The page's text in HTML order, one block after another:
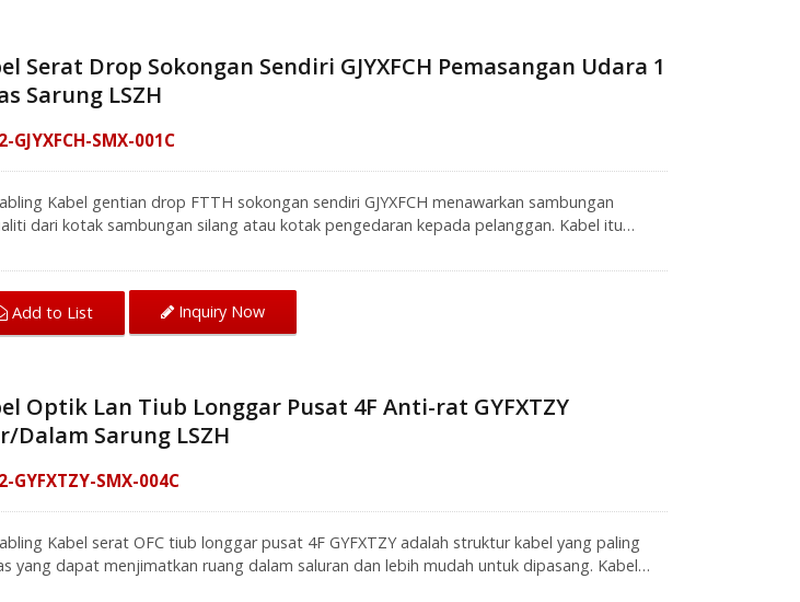
Serat Drop Sokongan Sendiri GJYXFCH Pemasangan Udara 1
Sarung LSZH
GJYXFCH-SMX-001C
Kabel gentian drop FTTH sokongan sendiri GJYXFCH menawarkan sambungan
dari kotak sambungan silang atau kotak pengedaran kepada pelanggan. Kabel itu
secara meluas untuk rangkaian akses kerana ia mudah dikendalikan di bawah struktur
fleksibiliti dengan radius lenturan yang lebih kecil. Dengan anggota kekuatan FRP
penguat teras, kabel lan gentian optik menunjukkan ketahanan yang sangat baik
kabel gentian FTTH.
Add to List Inquiry Now
Optik Lan Tiub Longgar Pusat 4F Anti-rat GYFXTZY
Dalam Sarung LSZH
GYFXTZY-SMX-004C
Kabel serat OFC tiub longgar pusat 4F GYFXTZY adalah struktur kabel yang paling
yang dapat menjimatkan ruang dalam saluran dan lebih mudah untuk dipasang. Kabel